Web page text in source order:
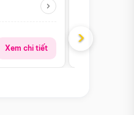
Xem chi tiết
Giá từ:
›